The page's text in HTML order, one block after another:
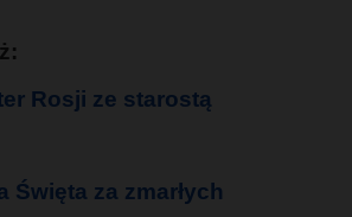
Rosji ze starostą
Święta za zmarłych